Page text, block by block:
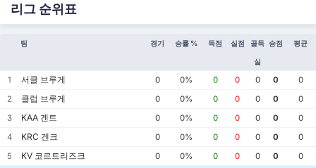
리그 순위표
팀 경기 승률 % 득점 실점 골득
실
승점 평균
1 서클 브루게 0 0% 0 0 0 0
0
2
클럽 브루게 0 0% 0 0 0 0
0
3
KAA 겐트 0 0% 0 0 0 0
0
4
KRC 겐크 0 0% 0 0 0 0
0
5
KV 코르트리즈크 0 0% 0 0 0 0
0